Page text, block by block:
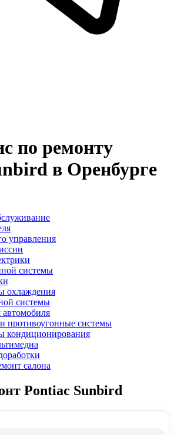
по ремонту
в Оренбурге
управления
системы
охлаждения
системы
противоугонные системы
кондиционирования
салона
Pontiac Sunbird